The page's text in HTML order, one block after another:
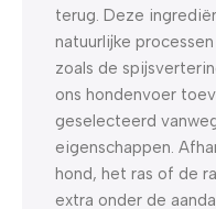
terug. Deze
natuurlijke
zoals de
ons hondenvoer
geselecteerd
eigenschappen.
hond, het ras of de
extra onder de